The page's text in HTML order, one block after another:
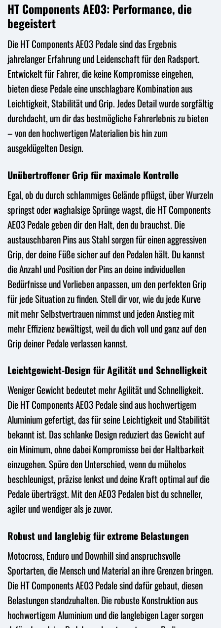
HT Components AE03: Performance, die
begeistert
Die HT Components AE03 Pedale sind das Ergebnis
jahrelanger Erfahrung und Leidenschaft für den Radsport.
Entwickelt für Fahrer, die keine Kompromisse eingehen,
bieten diese Pedale eine unschlagbare Kombination aus
Leichtigkeit, Stabilität und Grip. Jedes Detail wurde sorgfältig
durchdacht, um dir das bestmögliche Fahrerlebnis zu bieten
– von den hochwertigen Materialien bis hin zum
ausgeklügelten Design.
Unübertroffener Grip für maximale Kontrolle
Egal, ob du durch schlammiges Gelände pflügst, über Wurzeln
springst oder waghalsige Sprünge wagst, die HT Components
AE03 Pedale geben dir den Halt, den du brauchst. Die
austauschbaren Pins aus Stahl sorgen für einen aggressiven
Grip, der deine Füße sicher auf den Pedalen hält. Du kannst
die Anzahl und Position der Pins an deine individuellen
Bedürfnisse und Vorlieben anpassen, um den perfekten Grip
für jede Situation zu finden. Stell dir vor, wie du jede Kurve
mit mehr Selbstvertrauen nimmst und jeden Anstieg mit
mehr Effizienz bewältigst, weil du dich voll und ganz auf den
Grip deiner Pedale verlassen kannst.
Leichtgewicht-Design für Agilität und Schnelligkeit
Weniger Gewicht bedeutet mehr Agilität und Schnelligkeit.
Die HT Components AE03 Pedale sind aus hochwertigem
Aluminium gefertigt, das für seine Leichtigkeit und Stabilität
bekannt ist. Das schlanke Design reduziert das Gewicht auf
ein Minimum, ohne dabei Kompromisse bei der Haltbarkeit
einzugehen. Spüre den Unterschied, wenn du mühelos
beschleunigst, präzise lenkst und deine Kraft optimal auf die
Pedale überträgst. Mit den AE03 Pedalen bist du schneller,
agiler und wendiger als je zuvor.
Robust und langlebig für extreme Belastungen
Motocross, Enduro und Downhill sind anspruchsvolle
Sportarten, die Mensch und Material an ihre Grenzen bringen.
Die HT Components AE03 Pedale sind dafür gebaut, diesen
Belastungen standzuhalten. Die robuste Konstruktion aus
hochwertigem Aluminium und die langlebigen Lager sorgen